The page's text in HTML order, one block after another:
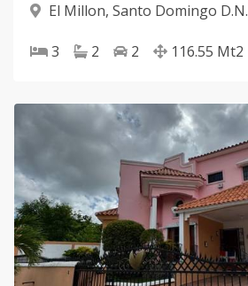
El Millon, Santo Domingo D.N.
3 2 2 116.55 Mt2